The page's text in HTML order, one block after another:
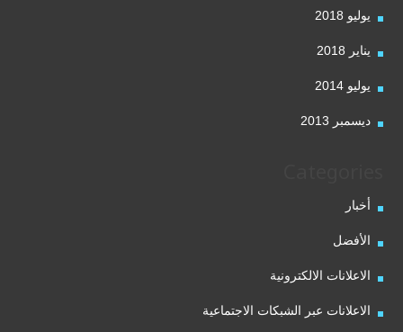
يوليو 2018
يناير 2018
يوليو 2014
ديسمبر 2013
أخبار
الأفضل
الاعلانات الالكترونية
الاعلانات عبر الشبكات الاجتماعية